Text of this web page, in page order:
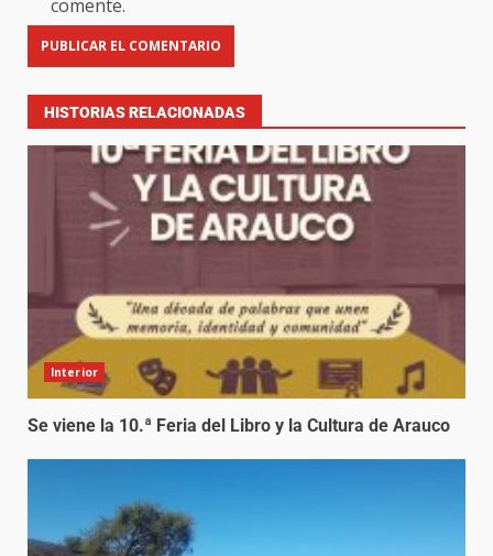
comente.
HISTORIAS RELACIONADAS
Interior
Se viene la 10.ª Feria del Libro y la Cultura de Arauco